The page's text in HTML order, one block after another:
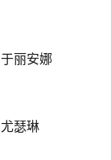
丽安娜
瑟琳